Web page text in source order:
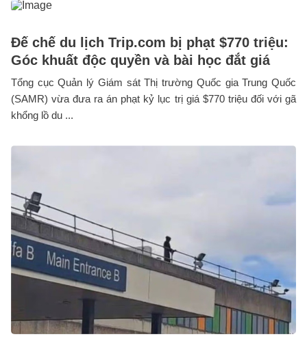
Đế chế du lịch Trip.com bị phạt $770 triệu:
Góc khuất độc quyền và bài học đắt giá
Tổng cục Quản lý Giám sát Thị trường Quốc gia Trung Quốc
(SAMR) vừa đưa ra án phạt kỷ lục trị giá $770 triệu đối với gã
khổng lồ du ...